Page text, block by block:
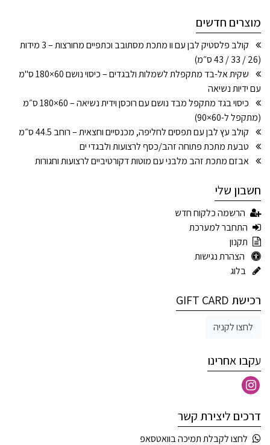
מוצרים חדשים
קולב פלסטיק לבן עם וו מתכת מסתובב וכתפיים מחורצות – 3 מידות
(26 / 33 / 43 ס״מ)
שקית אל-בד מתקפלת לשמלות ולבגדים – כיסוי נושם 60×180 ס"מ
עם ידיות נשיאה
כיסוי בגד מתקפל מבד נושם עם רוכסן וידית נשיאה – 60×180 ס״מ
(מתקפל ל-60×90)
קולב עץ לבן עם תפסים לחליפה, מכנסיים וחצאית – רוחב 44.5 ס״מ
טבעת מתכת פתוחה זהב/כסף לרצועות ולבגדי ים
אבזם מתכת זהב מלבני עם מוטות דקורטיביים לרצועות וחגורות
חשבון שלי
הרשמה כלקוח חדש
התחבר למערכת
תקנון
הצהרת נגישות
בלוג
רכישת GIFT CARD
לחצו לקניה
עקבו אחרינו
דרכים ליצירת קשר
לחצו לקבלת תמיכה בוואטסאפ